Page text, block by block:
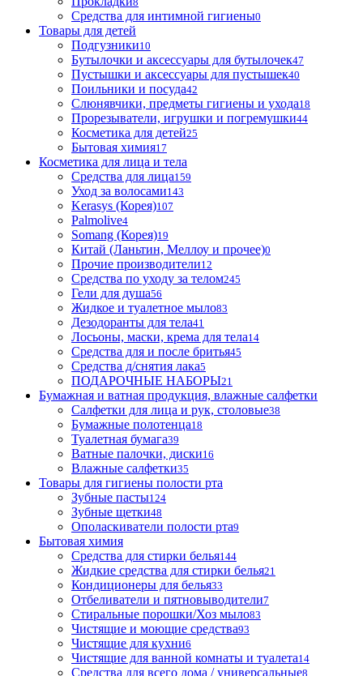
Средства для интимной гигиены0
Товары для детей
Подгузники10
Бутылочки и аксессуары для бутылочек47
Пустышки и аксессуары для пустышек40
Поильники и посуда42
Слюнявчики, предметы гигиены и ухода18
Прорезыватели, игрушки и погремушки44
Косметика для детей25
Бытовая химия17
Косметика для лица и тела
Cредства для лица159
Уход за волосами143
Kerasys (Корея)107
Palmolive4
Somang (Корея)19
Китай (Ланьтин, Меллоу и прочее)0
Прочие производители12
Средства по уходу за телом245
Гели для душа56
Жидкое и туалетное мыло83
Дезодоранты для тела41
Лосьоны, маски, крема для тела14
Средства для и после бритья45
Средства д/снятия лака5
ПОДАРОЧНЫЕ НАБОРЫ21
Бумажная и ватная продукция, влажные салфетки
Салфетки для лица и рук, столовые38
Бумажные полотенца18
Туалетная бумага39
Ватные палочки, диски16
Влажные салфетки35
Товары для гигиены полости рта
Зубные пасты124
Зубные щетки48
Ополаскиватели полости рта9
Бытовая химия
Средства для стирки белья144
Жидкие средства для стирки белья21
Кондиционеры для белья33
Отбеливатели и пятновыводители7
Стиральные порошки/Хоз мыло83
Чистящие и моющие средства93
Чистящие для кухни6
Чистящие для ванной комнаты и туалета14
Средства для всего дома / универсальные8